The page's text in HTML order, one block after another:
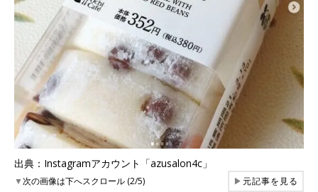
出典：Instagramアカウント「azusalon4c」
▼次の画像は下へスクロール (2/5) ▶元記事を見る